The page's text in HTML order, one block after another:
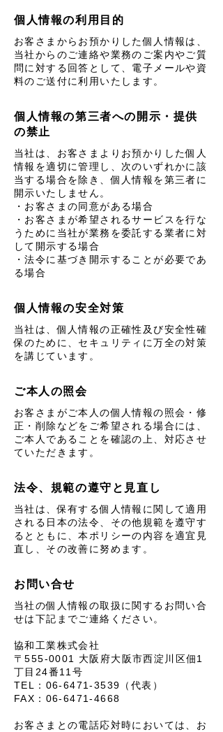
個人情報の利用目的
お客さまからお預かりした個人情報は、
当社からのご連絡や業務のご案内やご質
問に対する回答として、電子メールや資
料のご送付に利用いたします。
個人情報の第三者への開示・提供
の禁止
当社は、お客さまよりお預かりした個人
情報を適切に管理し、次のいずれかに該
当する場合を除き、個人情報を第三者に
開示いたしません。
・お客さまの同意がある場合
・お客さまが希望されるサービスを行な
うために当社が業務を委託する業者に対
して開示する場合
・法令に基づき開示することが必要であ
る場合
個人情報の安全対策
当社は、個人情報の正確性及び安全性確
保のために、セキュリティに万全の対策
を講じています。
ご本人の照会
お客さまがご本人の個人情報の照会・修
正・削除などをご希望される場合には、
ご本人であることを確認の上、対応させ
ていただきます。
法令、規範の遵守と見直し
当社は、保有する個人情報に関して適用
される日本の法令、その他規範を遵守す
るとともに、本ポリシーの内容を適宜見
直し、その改善に努めます。
お問い合せ
当社の個人情報の取扱に関するお問い合
せは下記までご連絡ください。
協和工業株式会社
〒555-0001 大阪府大阪市西淀川区佃1
丁目24番11号
TEL：06-6471-3539（代表）
FAX：06-6471-4668
お客さまとの電話応対時においては、お